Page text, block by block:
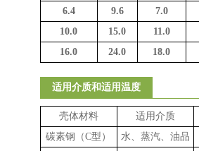
6.4
9.6 7.0
10.0
15.0 11.0
16.0
24.0 18.0
适用介质和适用温度
壳体材料 适用介质
碳素钢（C型） 水、蒸汽、油品